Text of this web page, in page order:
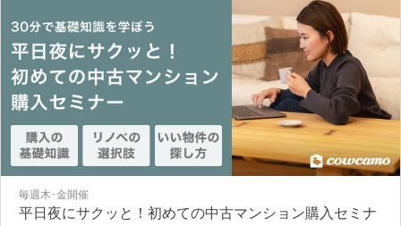
毎週木･金開催
平日夜にサクッと！初めての中古マンション購入セミナ